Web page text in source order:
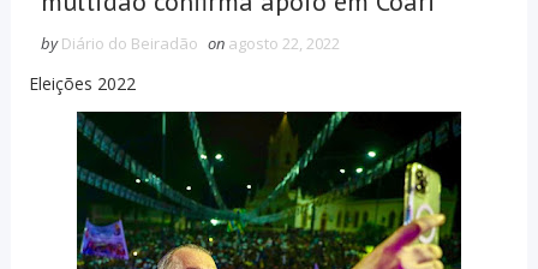
by Diário do Beiradão on agosto 22, 2022
Eleições 2022